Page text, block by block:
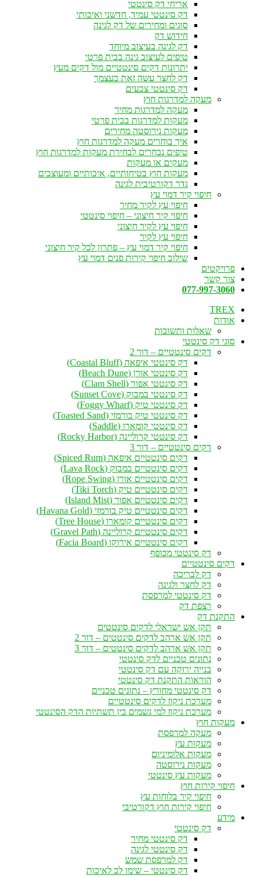
אריחי דק סינטטי
דק סינטטי עמיד, חדשני ואיכותי
סוגים ומחירים של דק לגינה
חידוש דק
דק לגינה בעיצוב מיוחד
טיפים לעיצוב גינה בבית פרטי
יתרונות דקים סינטטיים מול דקים מעץ
דק לחצר עשה זאת בעצמך
דק סינטטי צבעים
מעקה למדרגות חוץ
מעקה למדרגות מחיר
מעקות למדרגות בבית פרטי
מעקות נירוסטה מחירים
איך בוחרים מעקה למדרגות חוץ
טיפים נבחרים לבחירת מעקות למדרגות חוץ
מעקים או מעקות
מעקות חוץ בטיחותיים, איכותיים ומעוצבים
גדר דקורטיבית לגינה
חיפוי קיר דמוי עץ
חיפוי עץ לקיר מחיר
חיפוי קיר חיצוני – חיפוי סינטטי
חיפוי עץ לקיר חיצוני
חיפוי עץ לקיר
חיפוי קיר דמוי עץ – פתרון לכל קיר חיצוני
שילוב חיפוי קירות פנים דמוי עץ
פרויקטים
צור קשר
077-997-3060
TREX
אודות
שאלות ותשובות
סוגי דק סינטטי
דקים סינטטיים – דור 2
דק סינטטי איפאה (Coastal Bluff)
דק סינטטי אורן (Beach Dune)
דק סינטטי אפור (Clam Shell)
דק סינטטי במבוק (Sunset Cove)
דק סינטטי טיק (Foggy Wharf)
דק סינטטי טיק בורמזי (Toasted Sand)
דק סינטטי קומארו (Saddle)
דק סינטטי קרוליינה (Rocky Harbor)
דקים סינטטיים – דור 3
דקים סינטטיים איפאה (Spiced Rum)
דקים סינטטיים במבוק (Lava Rock)
דקים סינטטיים אורן (Rope Swing)
דקים סינטטיים טיק (Tiki Torch)
דקים סינטטיים אפור (Island Mist)
דקים סינטטיים טיק בורמזי (Havana Gold)
דקים סינטטיים קומארו (Tree House)
דקים סינטטיים קרוליינה (Gravel Path)
דקים סינטטיים אירוקו (Facia Board)
דק סינטטי מכופף
דקים סינטטיים
דק לבריכה
דק לחצר ולגינה
דק סינטטי למרפסת
רצפת דק
התקנת דק
תקן אש ישראלי לדקים סינטטים
תקן אש ארהב לדקים סינטטים – דור 2
תקן אש ארהב לדקים סינטטים – דור 3
נתונים טכניים לדק סינטטי
בנייה ירוקה עם דק סינטטי
הוראות התקנת דק סינטטי
דק סינטטי מחורץ – נתונים טכניים
מערכת ניקוז לדקים סינטטיים
מערכת ניקוז למי גשמים בין תשתיות הדק הסינטטי
מעקות חוץ
מעקה למרפסת
מעקות עץ
מעקות אלומיניום
מעקות נירוסטה
מעקות עץ סינטטי
חיפוי קירות חוץ
חיפוי קיר בלוחות עץ
חיפוי קירות חוץ דקורטיבי
מידע
דק סינטטי
דק סינטטי מחיר
דק סינטטי לגינה
דק למרפסת שמש
דק סינטטי – שימו לב לאיכות